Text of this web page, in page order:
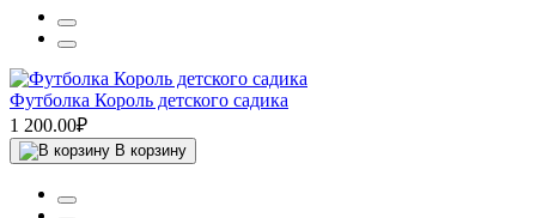
Футболка Король детского садика
1 200.00₽
В корзину